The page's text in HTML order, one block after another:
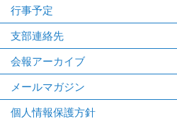
行事予定
支部連絡先
会報アーカイブ
メールマガジン
個人情報保護方針